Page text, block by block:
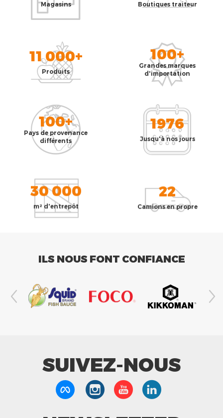
Magasins Boutiques traiteur
11 000+
Produits
100+
Grandes marques
d'importation
100+
Pays de provenance
différents
1976
Jusqu'à nos jours
30 000
m² d'entrepôt
22
Camions en propre
ILS NOUS FONT CONFIANCE
SUIVEZ-NOUS